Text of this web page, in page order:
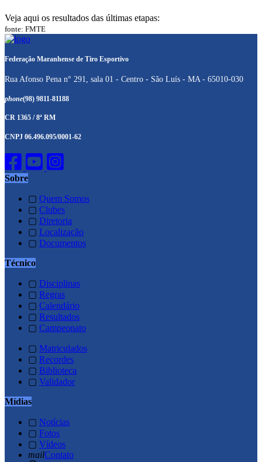
Veja aqui os resultados das últimas etapas:
fonte: FMTE
Federação Maranhense de Tiro Esportivo
Rua Afonso Pena n° 291, sala 01 - Centro - São Luís - MA - 65010-030
phone(98) 9811-81188
CR 1365 / 8ª RM
CNPJ 06.496.095/0001-62
Sobre
▢ Quem Somos
▢ Clubes
▢ Diretoria
▢ Localização
▢ Documentos
Técnico
▢ Disciplinas
▢ Regras
▢ Calendário
▢ Resultados
▢ Campeonato
▢ Matriculados
▢ Recordes
▢ Biblioteca
▢ Validador
Mídias
▢ Notícias
▢ Fotos
▢ Vídeos
mailContato